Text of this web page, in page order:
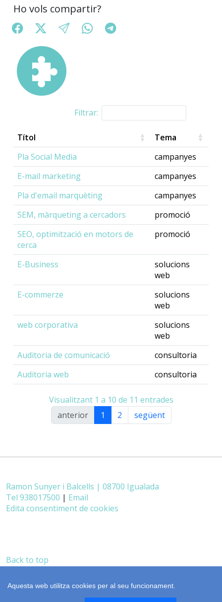
Aquesta web utilitza cookies per al seu funcionament.
Ho vols compartir?
Filtrar:
Títol
Tema
Pla Social Media
campanyes
E-mail marketing
campanyes
Pla d'email marquèting
campanyes
SEM, màrqueting a cercadors
promoció
SEO, optimització en motors de
cerca
promoció
E-Business
solucions
web
E-commerze
solucions
web
web corporativa
solucions
web
Auditoria de comunicació
consultoria
Auditoria web
consultoria
Visualitzant 1 a 10 de 11 entrades
anterior
1 2 següent
Ramon Sunyer i Balcells | 08700 Igualada
Tel 938017500 | Email
Edita consentiment de cookies
Back to top
realització cdnet